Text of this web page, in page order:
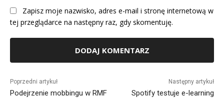
Zapisz moje nazwisko, adres e-mail i stronę internetową w
tej przeglądarce na następny raz, gdy skomentuję.
Poprzedni artykuł
Podejrzenie mobbingu w RMF
Następny artykuł
Spotify testuje e-learning